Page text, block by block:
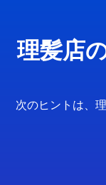
理髪店
次のヒントは、